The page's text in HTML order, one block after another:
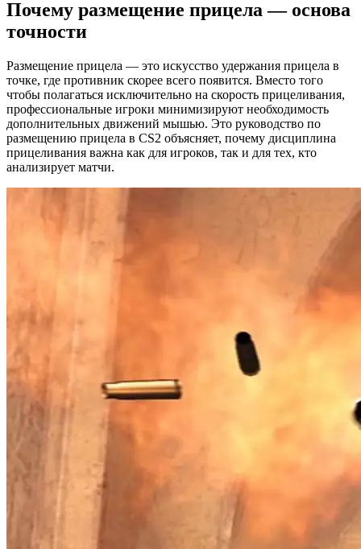
Почему размещение прицела — основа
точности
Размещение прицела — это искусство удержания прицела в
точке, где противник скорее всего появится. Вместо того
чтобы полагаться исключительно на скорость прицеливания,
профессиональные игроки минимизируют необходимость
дополнительных движений мышью. Это руководство по
размещению прицела в CS2 объясняет, почему дисциплина
прицеливания важна как для игроков, так и для тех, кто
анализирует матчи.